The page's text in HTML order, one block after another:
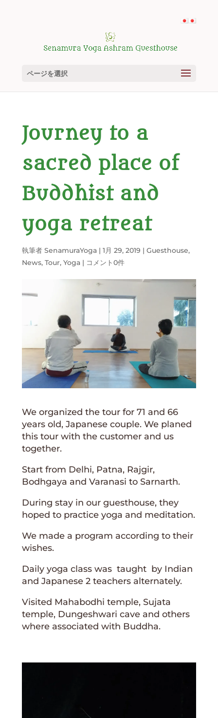
ページを選択
Journey to a
sacred place of
Buddhist and
yoga retreat
執筆者 SenamuraYoga| 1月 29, 2019 | Guesthouse,
News, Tour, Yoga| コメント0件
We organized the tour for 71 and 66
years old, Japanese couple. We planed
this tour with the customer and us
together.
Start from Delhi, Patna, Rajgir,
Bodhgaya and Varanasi to Sarnarth.
During stay in our guesthouse, they
hoped to practice yoga and meditation.
We made a program according to their
wishes.
Daily yoga class was taught by Indian
and Japanese 2 teachers alternately.
Visited Mahabodhi temple, Sujata
temple, Dungeshwari cave and others
where associated with Buddha.